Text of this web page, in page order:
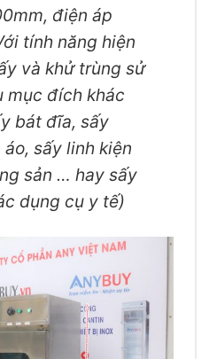
điện áp
tính năng hiện
và khử trùng sử
mục đích khác
bát đĩa, sấy
sấy linh kiện
sản … hay sấy
dụng cụ y tế)